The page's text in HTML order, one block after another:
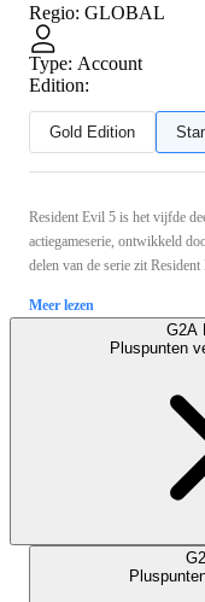
Regio: GLOBAL
Type: Account
Edition:
Gold Edition
Resident Evil 5 is het vijfde
actiegameserie, ontwikkeld
delen van de serie zit
Meer lezen
G2A
Pluspunten